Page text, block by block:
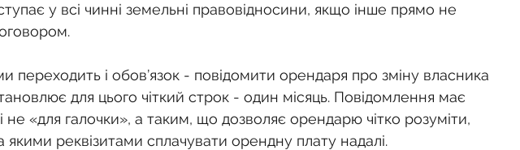
Суд Будівництво Встановлення меж земельної ділянки
у всі чинні земельні правовідносини, якщо інше прямо не
переходить і обов’язок - повідомити орендаря про зміну власника
для цього чіткий строк - один місяць. Повідомлення має
не «для галочки», а таким, що дозволяє орендарю чітко розуміти,
якими реквізитами сплачувати орендну плату надалі.